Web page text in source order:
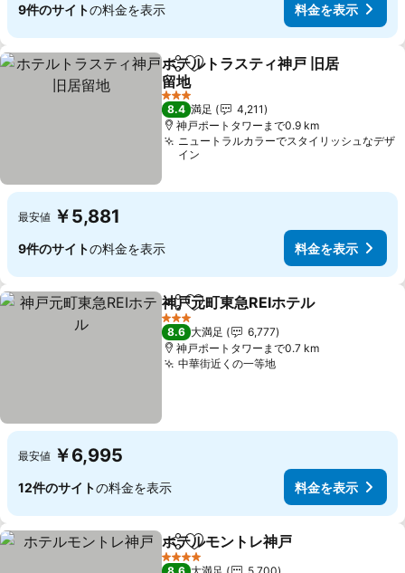
9件のサイトの料金を表示 料金を表示
シェアお気に入りに追加
ホテルトラスティ神戸 旧居
留地
3 ホテルのランク
8.4 満足
4,211
神戸ポートタワーまで0.9 km
ニュートラルカラーでスタイリッシュなデザ
イン
最安値 ￥5,881
9件のサイトの料金を表示 料金を表示
シェアお気に入りに追加
神戸元町東急REIホテル
3 ホテルのランク
8.6 大満足
6,777
神戸ポートタワーまで0.7 km
中華街近くの一等地
最安値 ￥6,995
12件のサイトの料金を表示 料金を表示
シェアお気に入りに追加
ホテルモントレ神戸
4 ホテルのランク